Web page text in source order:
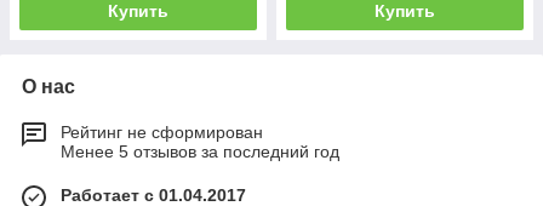
Купить Купить
О нас
Рейтинг не сформирован
Менее 5 отзывов за последний год
Работает с 01.04.2017